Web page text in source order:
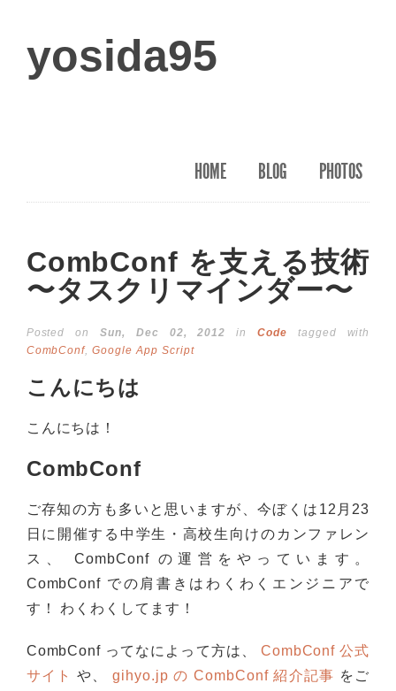
yosida95
HOME BLOG PHOTOS
CombConf を支える技術
〜タスクリマインダー〜
Posted onSun, Dec 02, 2012 inCode tagged with
CombConf,Google App Script
こんにちは
こんにちは！
CombConf
ご存知の方も多いと思いますが、今ぼくは12月23
日に開催する中学生・高校生向けのカンファレン
ス、 CombConf の運営をやっています。
CombConf での肩書きはわくわくエンジニアで
す！ わくわくしてます！
CombConf ってなによって方は、 CombConf 公式
サイト
や、gihyo.jp の CombConf 紹介記事 をご